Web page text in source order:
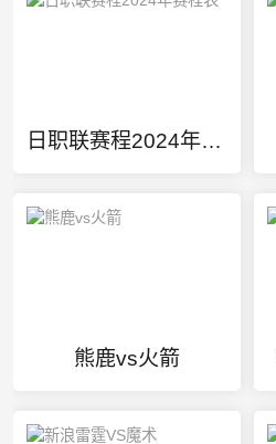
日职联赛程2024年赛程表
熊鹿vs火箭